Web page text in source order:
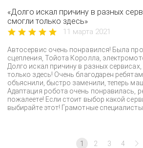
«Долго искал причину в разных
смогли только здесь»
11 марта 2021
Автосервис очень понравился! Была
сцепления, Тойота Королла,
Долго искал причину в разных
только здесь! Очень благодарен
объяснили, быстро заменили, теперь
Адаптация робота очень понравилась,
пожалеете! Если стоит выбор какой
выбирайте этот! Грамотные
1 2 3 4